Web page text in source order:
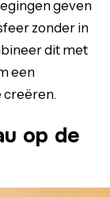
geven
zonder in
dit met
een
creëren.
op de